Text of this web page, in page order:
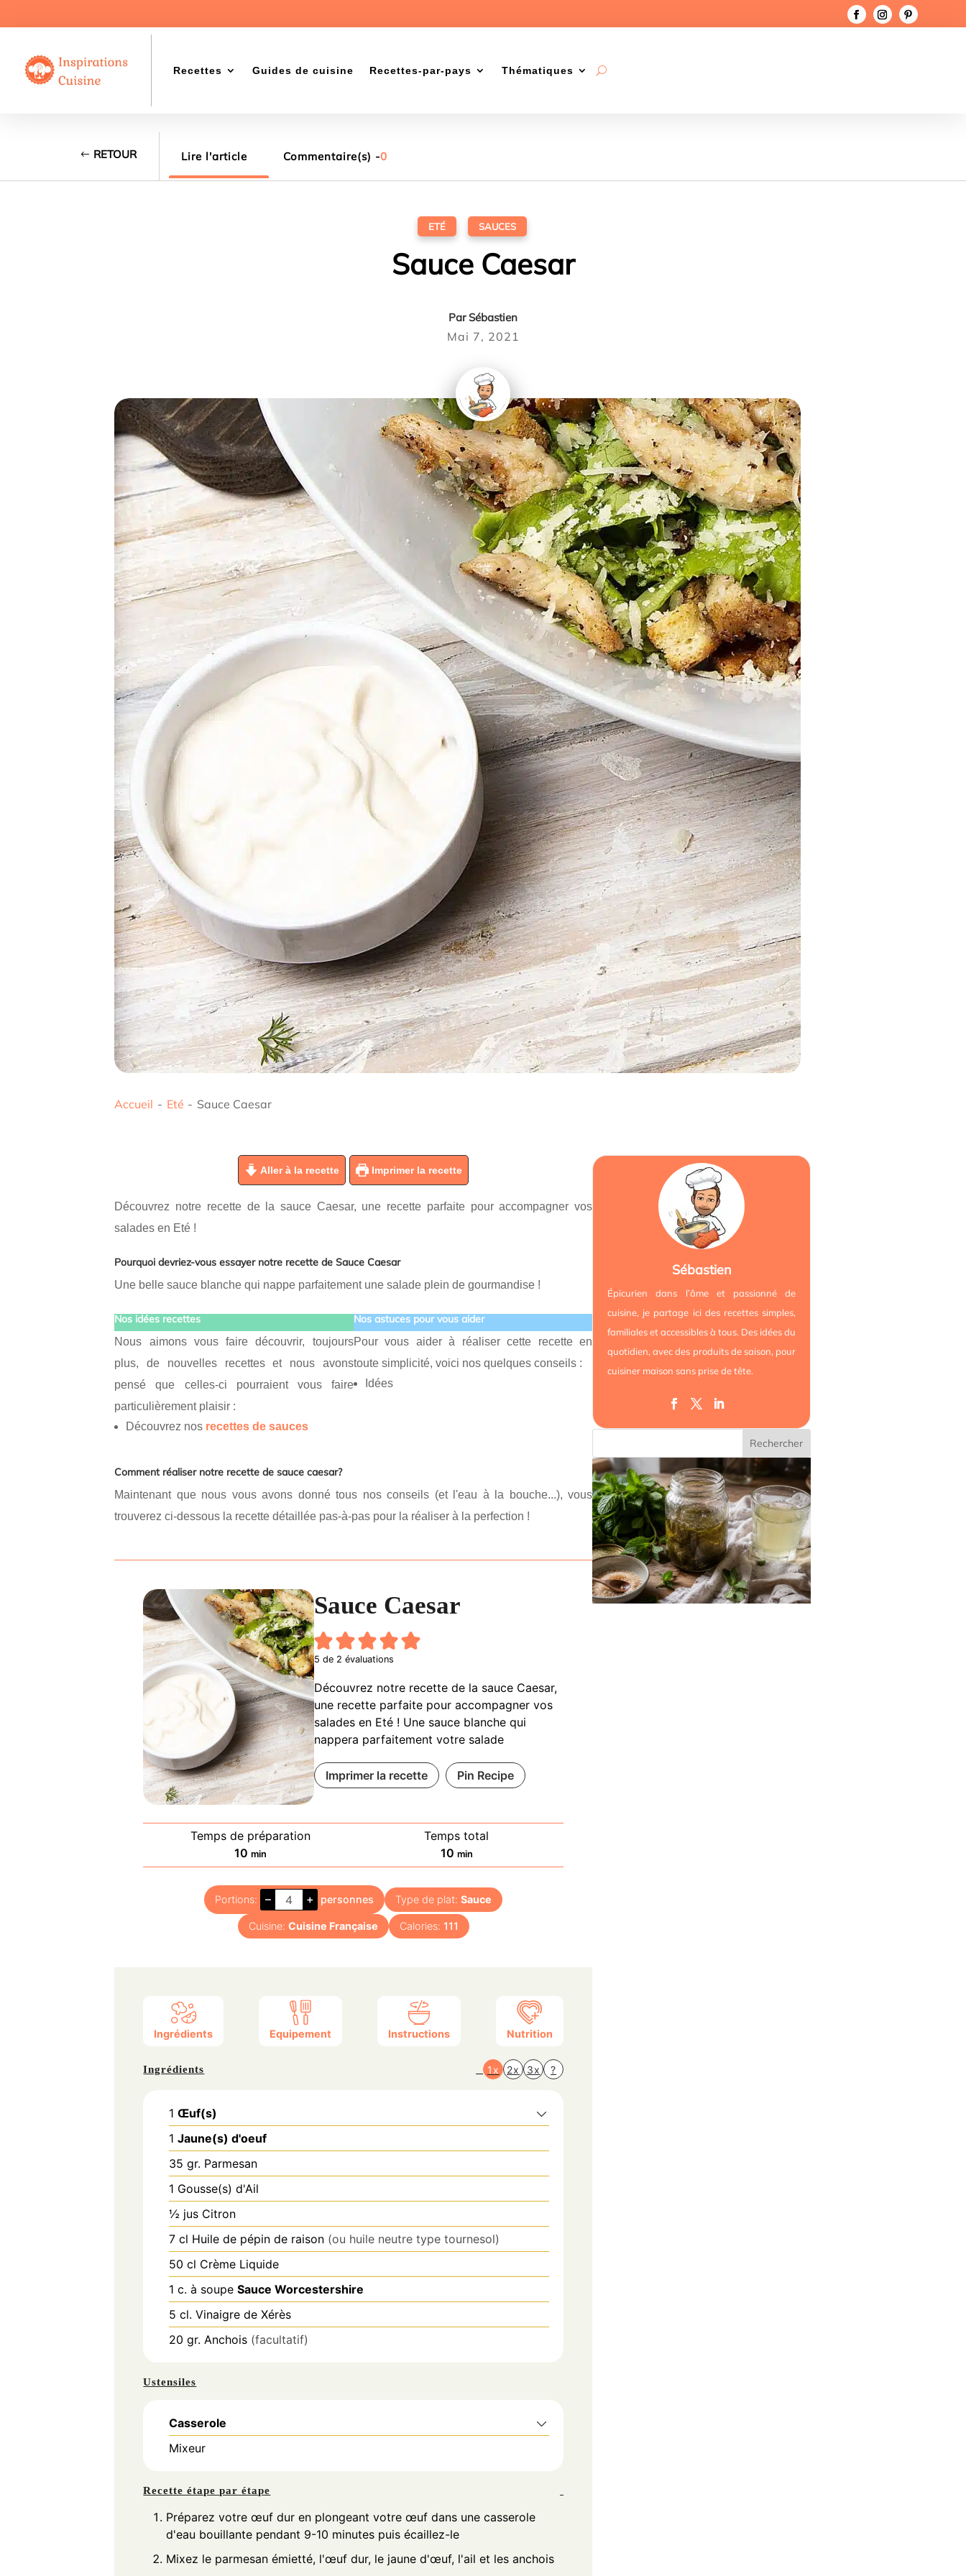
Recettes Guides de cuisine Recettes-par-pays Thématiques
RETOUR Lire l'article Commentaire(s) -0
ETÉ SAUCES
Sauce Caesar
ParSébastien
Mai 7, 2021
Accueil - Eté - Sauce Caesar
Aller à la recette Imprimer la recette
Découvrez notre recette de la sauce Caesar, une recette parfaite pour accompagner vos
salades en Eté !
Pourquoi devriez-vous essayer notre recette de Sauce Caesar
Une belle sauce blanche qui nappe parfaitement une salade plein de gourmandise !
Nos idées recettes
Nous aimons vous faire découvrir, toujours
plus, de nouvelles recettes et nous avons
pensé que celles-ci pourraient vous faire
particulièrement plaisir :
Découvrez nos recettes de sauces
Nos astuces pour vous aider
Pour vous aider à réaliser cette recette en
toute simplicité, voici nos quelques conseils :
Idées
Comment réaliser notre recette de sauce caesar?
Maintenant que nous vous avons donné tous nos conseils (et l'eau à la bouche...), vous
trouverez ci-dessous la recette détaillée pas-à-pas pour la réaliser à la perfection !
Sauce Caesar
5 de 2 évaluations
Découvrez notre recette de la sauce Caesar,
une recette parfaite pour accompagner vos
salades en Eté ! Une sauce blanche qui
nappera parfaitement votre salade
Imprimer la recette Pin Recipe
Temps de préparation
10minutes
min
Temps total
10minutes
min
Portions: – + personnes Type de plat:Sauce
Cuisine: Cuisine Française Calories: 111
Ingrédients Equipement Instructions Nutrition
Ingrédients 1x 2x 3x ?
1 Œuf(s)
1 Jaune(s) d'oeuf
35 gr. Parmesan
1 Gousse(s) d'Ail
½ jus Citron
7 cl Huile de pépin de raison (ou huile neutre type tournesol)
50 cl Crème Liquide
1 c. à soupe Sauce Worcestershire
5 cl. Vinaigre de Xérès
20 gr. Anchois (facultatif)
Ustensiles
Casserole
Mixeur
Recette étape par étape
Préparez votre œuf dur en plongeant votre œuf dans une casserole
d'eau bouillante pendant 9-10 minutes puis écaillez-le
Mixez le parmesan émietté, l'œuf dur, le jaune d'œuf, l'ail et les anchois
Sébastien
Épicurien dans l’âme et passionné de
cuisine, je partage ici des recettes simples,
familiales et accessibles à tous. Des idées du
quotidien, avec des produits de saison, pour
cuisiner maison sans prise de tête.